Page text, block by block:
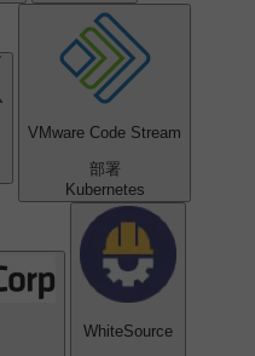
VMware Code Stream
部署
Kubernetes
WhiteSource